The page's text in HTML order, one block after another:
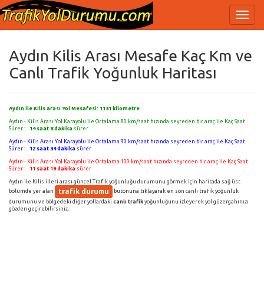
Aydın Kilis Arası Mesafe Kaç Km ve
Canlı Trafik Yoğunluk Haritası
Aydın ile Kilis arası Yol Mesafesi: 1131 kilometre
Aydın - Kilis Arası Yol Karayolu ile Ortalama 80 km/saat hızında seyreden bir araç ile Kaç Saat
Sürer :
14 saat 8 dakika sürer
Aydın - Kilis Arası Yol Karayolu ile Ortalama 90 km/saat hızında seyreden bir araç ile Kaç Saat
Sürer :
12 saat 34 dakika sürer
Aydın - Kilis Arası Yol Karayolu ile Ortalama 100 km/saat hızında seyreden bir araç ile Kaç Saat
Sürer :
11 saat 19 dakika sürer
Aydın ile Kilis illeri arası güncel Trafik yoğunluğu durumunu görmek için haritada sağ üst
bölümde yer alan
trafik durumu
butonuna tıklayarak en son canlı trafik yoğunluk
durumunu ve bölgedeki diğer yollardaki canlı trafik yoğunluğunu izleyerek yol güzergahınızı
gözden geçirebilirsiniz.